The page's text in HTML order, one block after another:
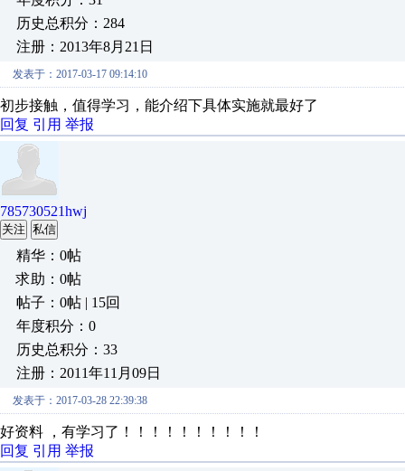
历史总积分：284
注册：2013年8月21日
发表于：2017-03-17 09:14:10
初步接触，值得学习，能介绍下具体实施就最好了
回复 引用 举报
785730521hwj
关注 私信
精华：0帖
求助：0帖
帖子：0帖 | 15回
年度积分：0
历史总积分：33
注册：2011年11月09日
发表于：2017-03-28 22:39:38
好资料 ，有学习了！！！！！！！！！！
回复 引用 举报